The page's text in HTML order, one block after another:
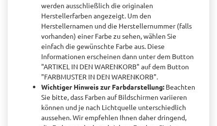
werden ausschließlich die originalen
Herstellerfarben angezeigt. Um den
Herstellernamen und die Herstellernummer (falls
vorhanden) einer Farbe zu sehen, wählen Sie
einfach die gewünschte Farbe aus. Diese
Informationen erscheinen dann unter dem Button
"ARTIKEL IN DEN WARENKORB" auf dem Button
"FARBMUSTER IN DEN WARENKORB".
Wichtiger Hinweis zur Farbdarstellung: Beachten
Sie bitte, dass Farben auf Bildschirmen variieren
können und je nach Lichtquelle unterschiedlich
aussehen. Wir empfehlen Ihnen daher dringend,